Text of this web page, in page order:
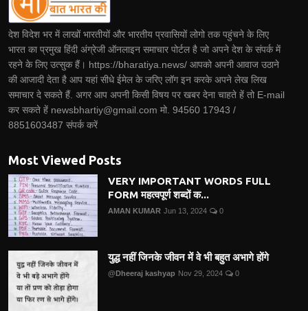
देश विदेश भर में लाखों भारतीयों और भारतीय प्रवासियों लोगो तक पहुंचने के लिए
भारत का प्रमुख हिंदी अंग्रेजी ऑनलाइन समाचार पोर्टल है जो अपने देश के संपर्क में
रहने के लिए उत्सुक हैं। https://bharatiya.news/ आपको अपनी आवाज उठाने
की आजादी देता है आप यहां सीधे ईमेल के जरिए लॉग इन करके अपने लेख लिख
समाचार दे सकते हैं. अगर आप अपनी किसी विषय पर खबर देना चाहते हें तो E-mail
कर सकते हें newsbhartiy@gmail.com मो. 94560 17943 /
8851603487 संपर्क करें
Most Viewed Posts
VERY IMPORTANT WORDS FULL
FORM महत्वपूर्ण शब्दों क...
AMAN KUMAR Jun 13, 2024 0
युद्ध नहीं जिनके जीवन में वे भी बहुत अभागे होंगे
@Dheeraj kashyap Nov 29, 2024 0